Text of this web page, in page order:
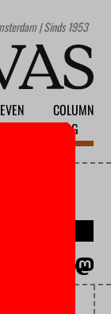
| Sinds 1953
COLUMN
BLOG